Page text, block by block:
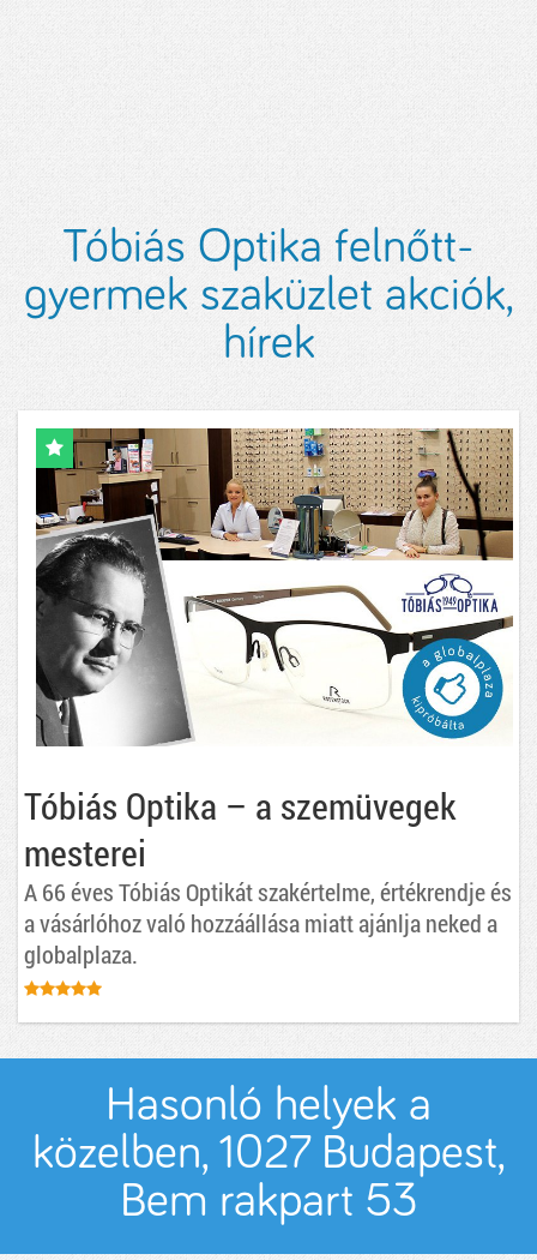
Tóbiás Optika felnőtt-
gyermek szaküzlet akciók,
hírek
Tóbiás Optika – a szemüvegek
mesterei
A 66 éves Tóbiás Optikát szakértelme, értékrendje és
a vásárlóhoz való hozzáállása miatt ajánlja neked a
globalplaza.
Hasonló helyek a
közelben, 1027 Budapest,
Bem rakpart 53